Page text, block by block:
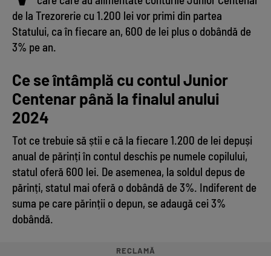
de la Trezorerie cu 1.200 lei vor primi din partea
Statului, ca în fiecare an, 600 de lei plus o dobândă de
3% pe an.
Ce se întâmplă cu contul Junior
Centenar până la finalul anului
2024
Tot ce trebuie să știi e că la fiecare 1.200 de lei depuși
anual de părinți în contul deschis pe numele copilului,
statul oferă 600 lei. De asemenea, la soldul depus de
părinți, statul mai oferă o dobândă de 3%. Indiferent de
suma pe care părinții o depun, se adaugă cei 3%
dobândă.
RECLAMĂ